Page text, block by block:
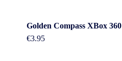
Golden Compass XBox 360
€3.95